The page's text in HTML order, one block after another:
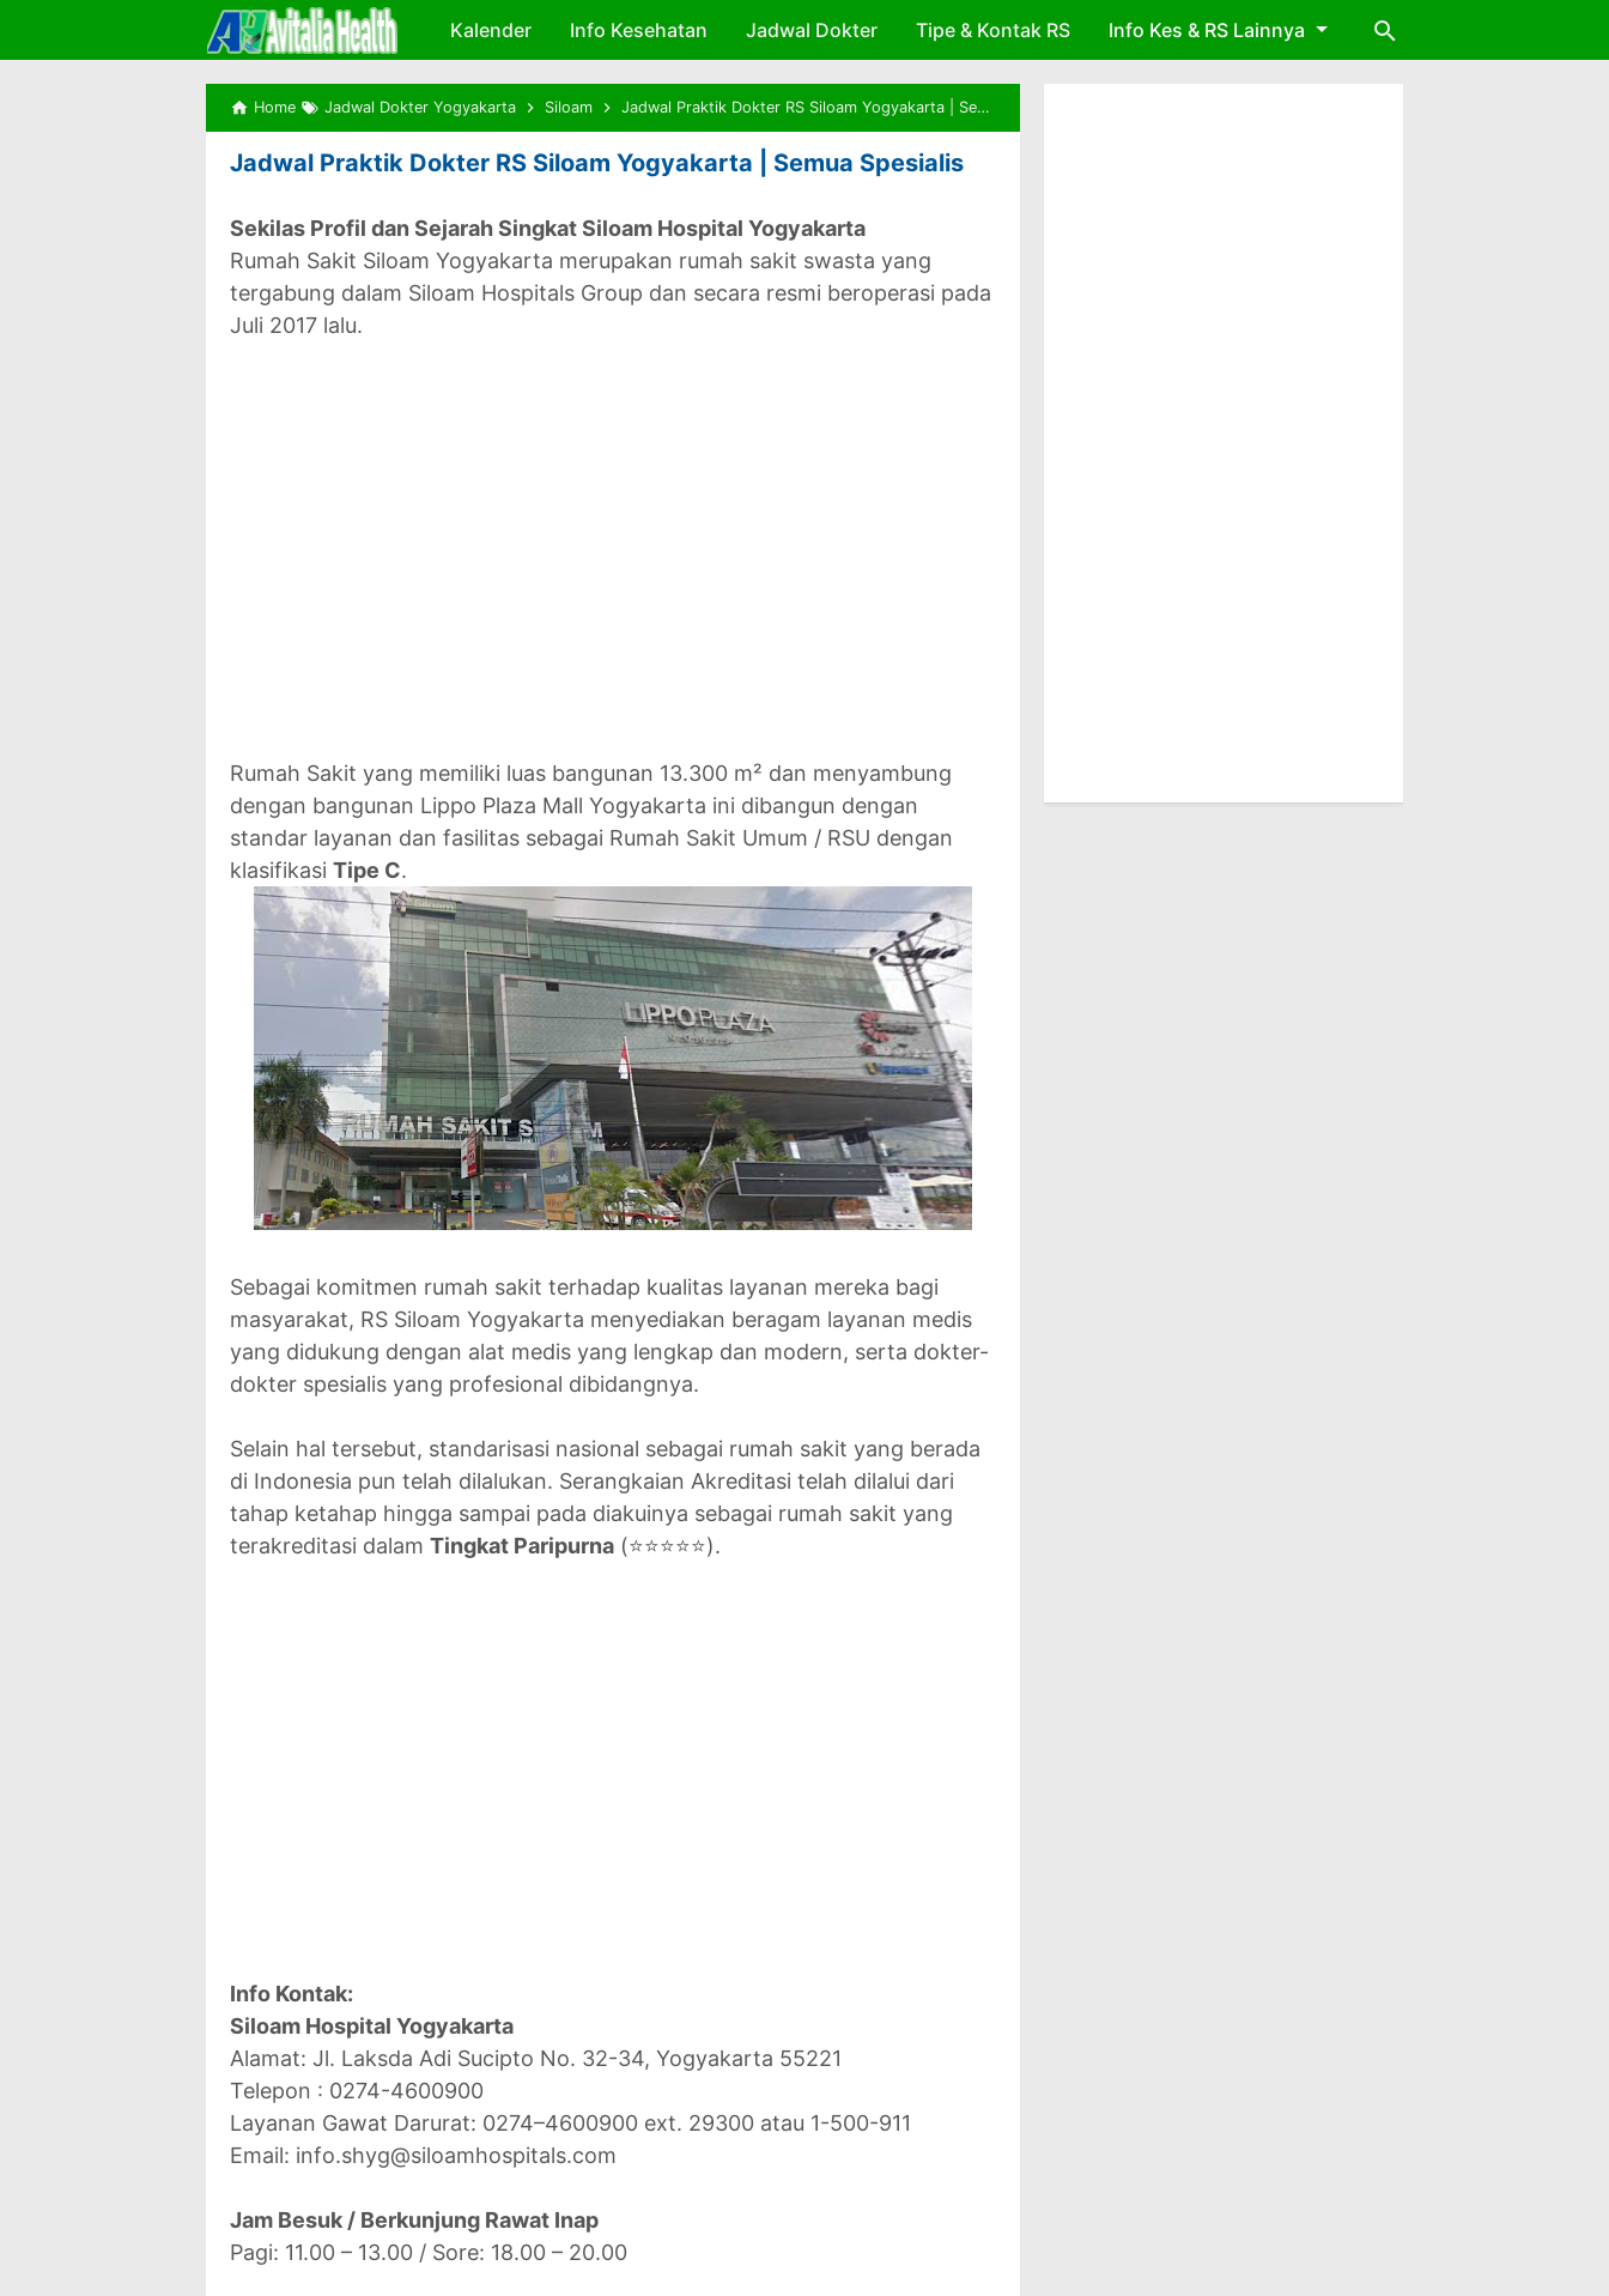
Skip to main content
Kalender Info Kesehatan Jadwal Dokter Tipe & Kontak RS Info Kes & RS Lainnya
Home Jadwal Dokter Yogyakarta Siloam Jadwal Praktik Dokter RS Siloam Yogyakarta | Semua Spesialis
Jadwal Praktik Dokter RS Siloam Yogyakarta | Semua Spesialis
Sekilas Profil dan Sejarah Singkat Siloam Hospital Yogyakarta
Rumah Sakit Siloam Yogyakarta merupakan rumah sakit swasta yang
tergabung dalam Siloam Hospitals Group dan secara resmi beroperasi pada
Juli 2017 lalu.
Rumah Sakit yang memiliki luas bangunan 13.300 m² dan menyambung
dengan bangunan Lippo Plaza Mall Yogyakarta ini dibangun dengan
standar layanan dan fasilitas sebagai Rumah Sakit Umum / RSU dengan
klasifikasi Tipe C.
Sebagai komitmen rumah sakit terhadap kualitas layanan mereka bagi
masyarakat, RS Siloam Yogyakarta menyediakan beragam layanan medis
yang didukung dengan alat medis yang lengkap dan modern, serta dokter-
dokter spesialis yang profesional dibidangnya.
Selain hal tersebut, standarisasi nasional sebagai rumah sakit yang berada
di Indonesia pun telah dilalukan. Serangkaian Akreditasi telah dilalui dari
tahap ketahap hingga sampai pada diakuinya sebagai rumah sakit yang
terakreditasi dalam Tingkat Paripurna (⭐⭐⭐⭐⭐).
Info Kontak:
Siloam Hospital Yogyakarta
Alamat: Jl. Laksda Adi Sucipto No. 32-34, Yogyakarta 55221
Telepon : 0274-4600900
Layanan Gawat Darurat: 0274–4600900 ext. 29300 atau 1-500-911
Email: info.shyg@siloamhospitals.com
Jam Besuk / Berkunjung Rawat Inap
Pagi: 11.00 – 13.00 / Sore: 18.00 – 20.00